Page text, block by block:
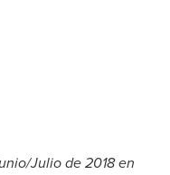
Julio de 2018 en